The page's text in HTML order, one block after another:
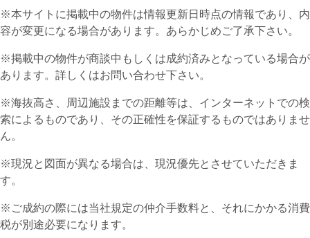
※本サイトに掲載中の物件は情報更新日時点の情報であり、内
容が変更になる場合があります。あらかじめご了承下さい。
※掲載中の物件が商談中もしくは成約済みとなっている場合が
あります。詳しくはお問い合わせ下さい。
※海抜高さ、周辺施設までの距離等は、インターネットでの検
索によるものであり、その正確性を保証するものではありませ
ん。
※現況と図面が異なる場合は、現況優先とさせていただきま
す。
※ご成約の際には当社規定の仲介手数料と、それにかかる消費
税が別途必要になります。